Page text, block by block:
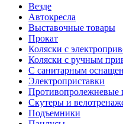
Везде
Автокресла
Выставочные товары
Прокат
Коляски с
Коляски с ручным
С санитарным
Электроприставки
Противопролежневые
Скутеры и
Подъемники